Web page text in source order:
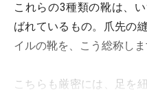
これらの3種類の靴は、
ばれているもの。
爪先の
イルの靴を、こう総称しま
こちらも厳密には、足を